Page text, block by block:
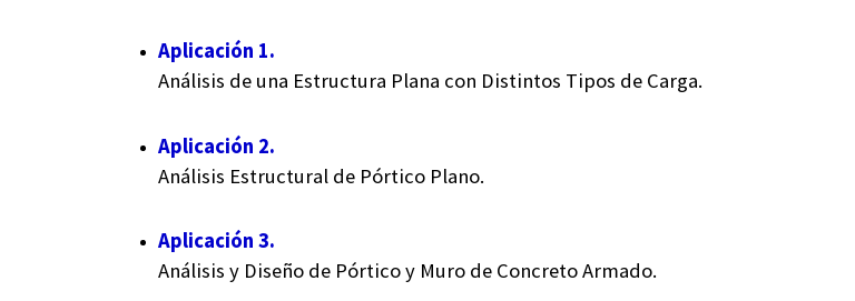
Aplicación 1.
Análisis de una Estructura Plana con Distintos Tipos de Carga.
Aplicación 2.
Análisis Estructural de Pórtico Plano.
Aplicación 3.
Análisis y Diseño de Pórtico y Muro de Concreto Armado.